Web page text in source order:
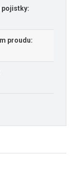
pojistky:
proudu: